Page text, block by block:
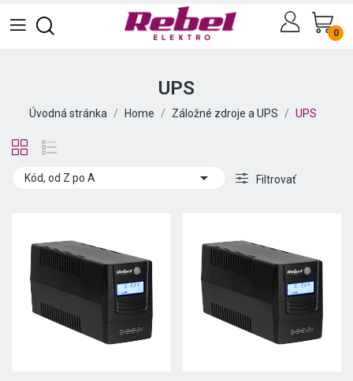
0
UPS
Úvodná stránka Home Záložné zdroje a UPS UPS
Kód, od Z po A  Filtrovať